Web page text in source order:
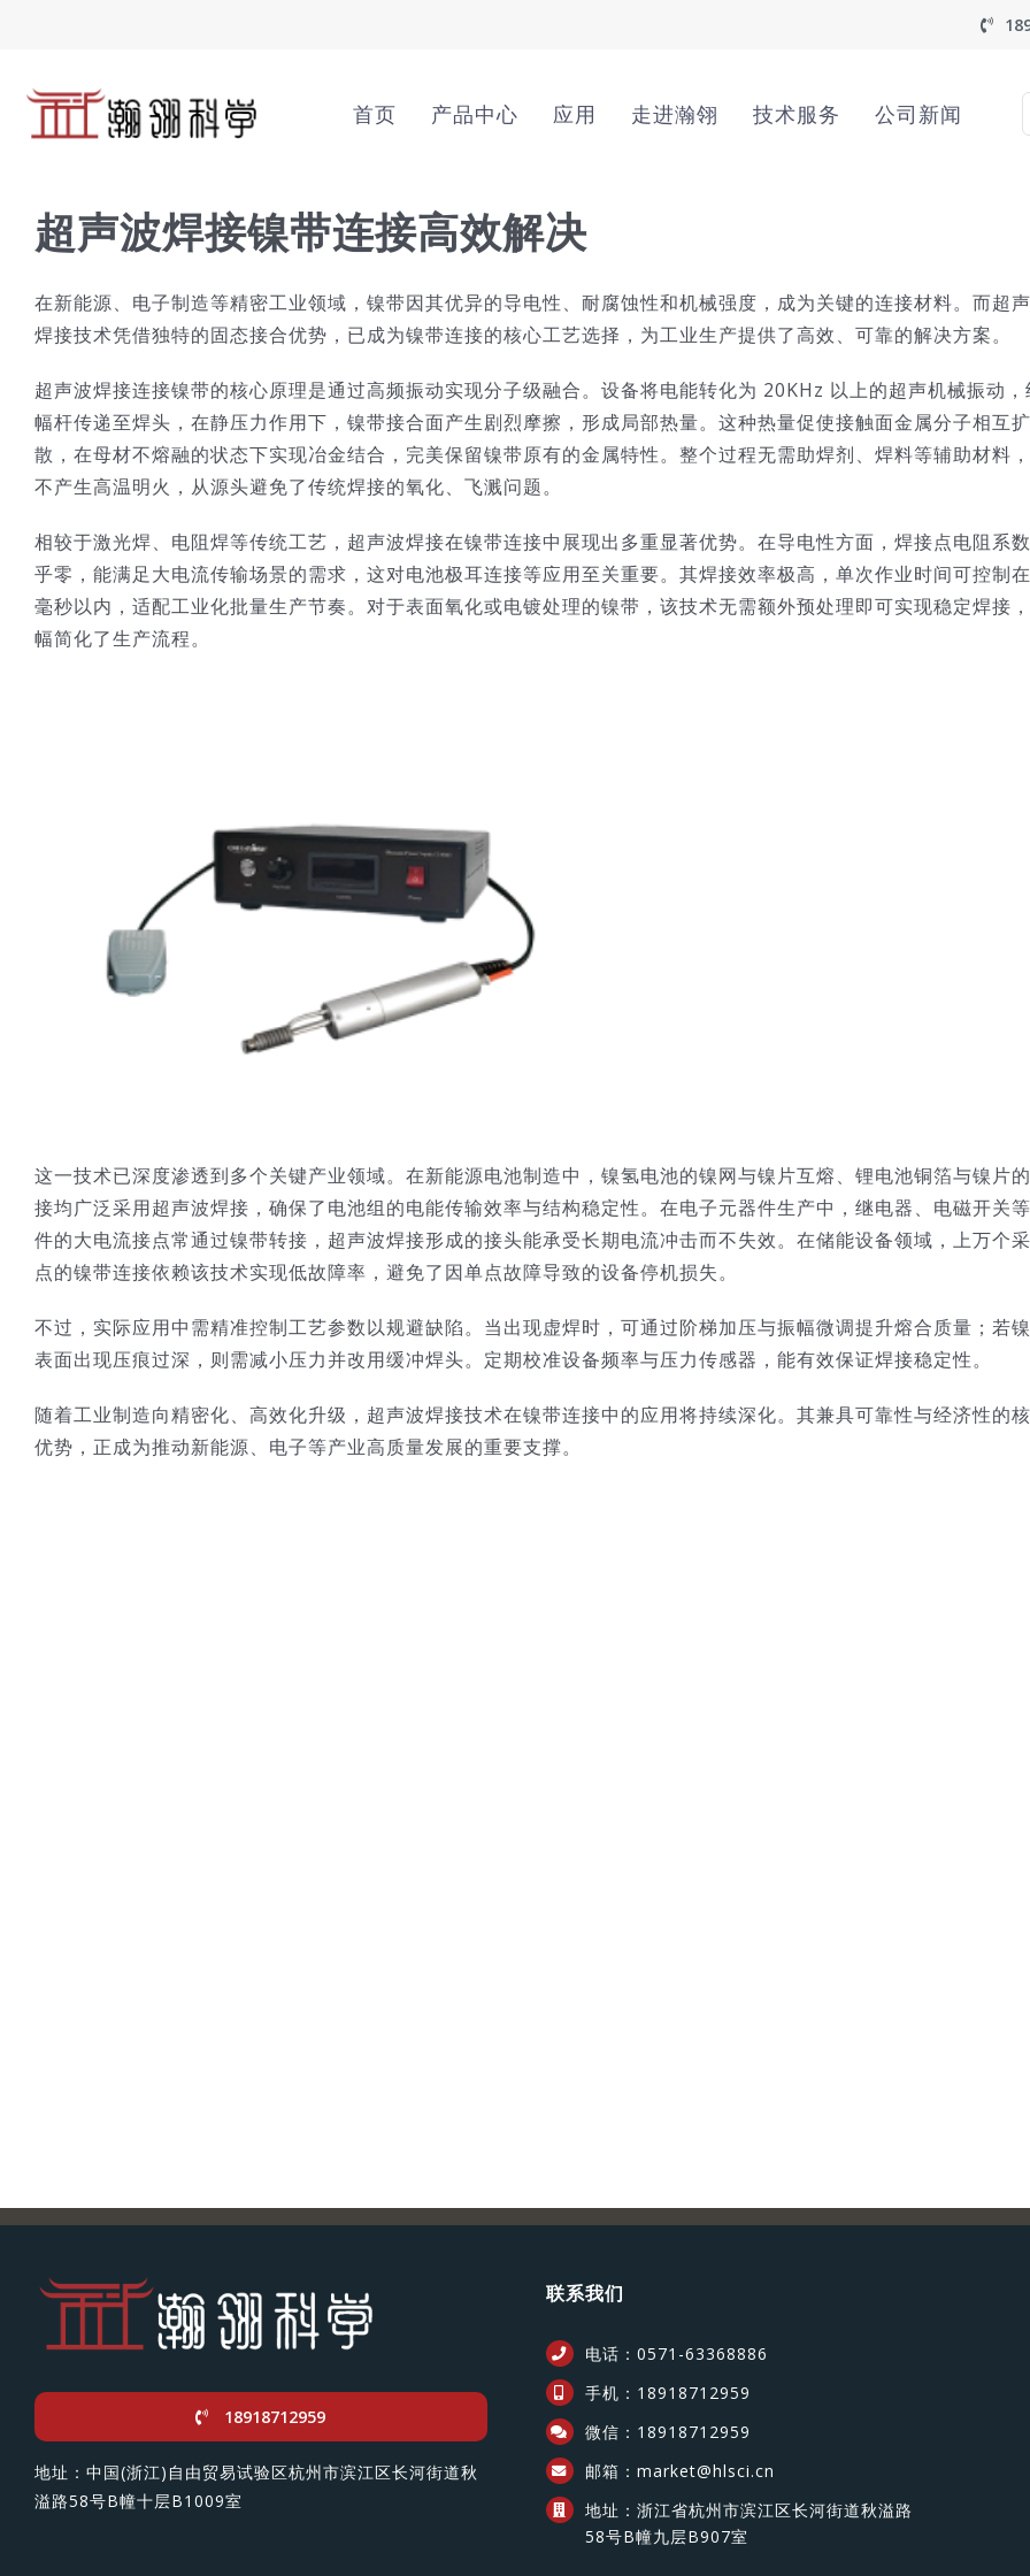
首页 产品中心 应用 走进瀚翎 技术服务 公司新闻
超声波焊接镍带连接高效解决
在新能源、电子制造等精密工业领域，镍带因其优异的导电性、耐腐蚀性和机械强度，成为关键的连接材料。而超
焊接技术凭借独特的固态接合优势，已成为镍带连接的核心工艺选择，为工业生产提供了高效、可靠的解决方案。
超声波焊接连接镍带的核心原理是通过高频振动实现分子级融合。设备将电能转化为 20KHz 以上的超声机械振动，
幅杆传递至焊头，在静压力作用下，镍带接合面产生剧烈摩擦，形成局部热量。这种热量促使接触面金属分子相互扩
散，在母材不熔融的状态下实现冶金结合，完美保留镍带原有的金属特性。整个过程无需助焊剂、焊料等辅助材料
不产生高温明火，从源头避免了传统焊接的氧化、飞溅问题。
相较于激光焊、电阻焊等传统工艺，超声波焊接在镍带连接中展现出多重显著优势。在导电性方面，焊接点电阻系
乎零，能满足大电流传输场景的需求，这对电池极耳连接等应用至关重要。其焊接效率极高，单次作业时间可控制
毫秒以内，适配工业化批量生产节奏。对于表面氧化或电镀处理的镍带，该技术无需额外预处理即可实现稳定焊接
幅简化了生产流程。
这一技术已深度渗透到多个关键产业领域。在新能源电池制造中，镍氢电池的镍网与镍片互熔、锂电池铜箔与镍片
接均广泛采用超声波焊接，确保了电池组的电能传输效率与结构稳定性。在电子元器件生产中，继电器、电磁开关
件的大电流接点常通过镍带转接，超声波焊接形成的接头能承受长期电流冲击而不失效。在储能设备领域，上万个
点的镍带连接依赖该技术实现低故障率，避免了因单点故障导致的设备停机损失。
不过，实际应用中需精准控制工艺参数以规避缺陷。当出现虚焊时，可通过阶梯加压与振幅微调提升熔合质量；若
表面出现压痕过深，则需减小压力并改用缓冲焊头。定期校准设备频率与压力传感器，能有效保证焊接稳定性。
随着工业制造向精密化、高效化升级，超声波焊接技术在镍带连接中的应用将持续深化。其兼具可靠性与经济性的
优势，正成为推动新能源、电子等产业高质量发展的重要支撑。
18918712959
地址：中国(浙江)自由贸易试验区杭州市滨江区长河街道秋
溢路58号B幢十层B1009室
联系我们
电话：0571-63368886
手机：18918712959
微信：18918712959
邮箱：market@hlsci.cn
地址：浙江省杭州市滨江区长河街道秋溢路
58号B幢九层B907室